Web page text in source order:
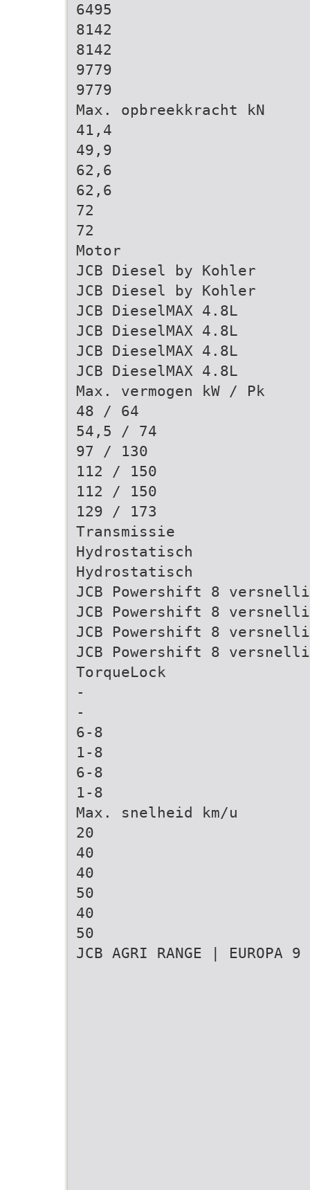
6495
8142
8142
9779
9779
Max. opbreekkracht kN
41,4
49,9
62,6
62,6
72
72
Motor
JCB Diesel by Kohler
JCB Diesel by Kohler
JCB DieselMAX 4.8L
JCB DieselMAX 4.8L
JCB DieselMAX 4.8L
JCB DieselMAX 4.8L
Max. vermogen kW / Pk
48 / 64
54,5 / 74
97 / 130
112 / 150
112 / 150
129 / 173
Transmissie
Hydrostatisch
Hydrostatisch
JCB Powershift 8
JCB Powershift 8
JCB Powershift 8
JCB Powershift 8
TorqueLock
-
-
6-8
1-8
6-8
1-8
Max. snelheid km/u
20
40
40
50
40
50
JCB AGRI RANGE | EUROPA 9